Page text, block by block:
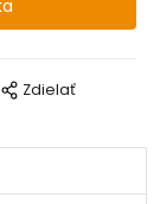
Zdielať